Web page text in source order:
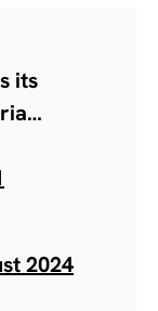
its
2024